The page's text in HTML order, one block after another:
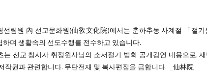
림원 內 선교문화원(仙敎文化院)에서는 춘하추동 사계절 「절
하며 생활속의 선도수행를 전수하고 있습니다.
선교 창시자 취정원사님의 소서절기 법회 공개강연 내용으로,
작권과 관련합니다. 무단전재 및 복사편집을 금합니다.  _仙林院